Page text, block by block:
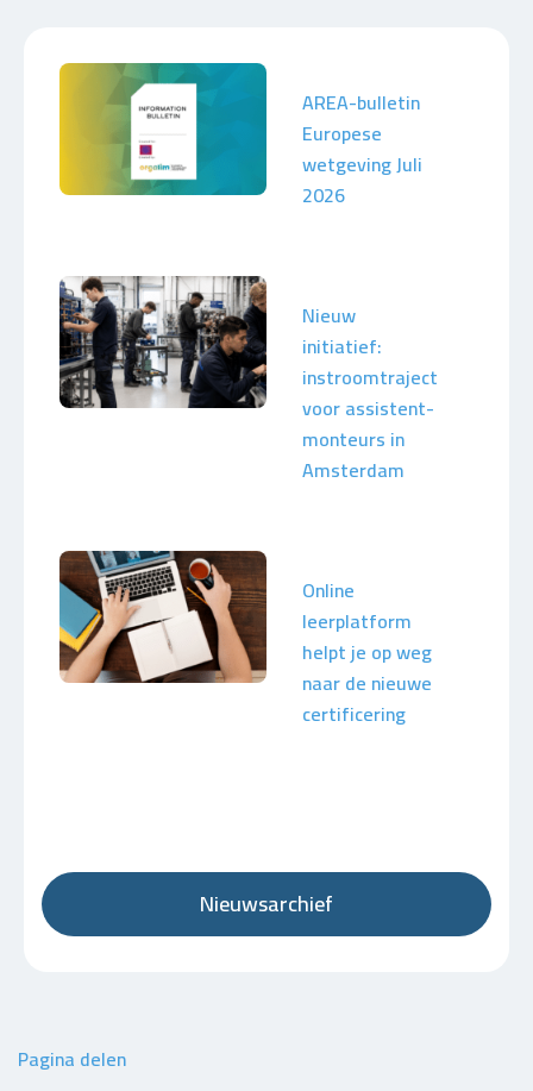
AREA-bulletin
Europese
wetgeving Juli
2026
Nieuw
initiatief:
instroomtraject
voor assistent-
monteurs in
Amsterdam
Online
leerplatform
helpt je op weg
naar de nieuwe
certificering
Nieuwsarchief
Pagina delen